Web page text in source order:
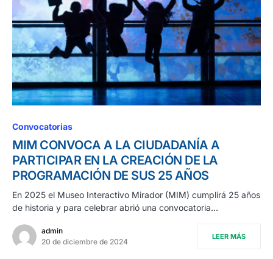
Convocatorias
MIM CONVOCA A LA CIUDADANÍA A
PARTICIPAR EN LA CREACIÓN DE LA
PROGRAMACIÓN DE SUS 25 AÑOS
En 2025 el Museo Interactivo Mirador (MIM) cumplirá 25 años
de historia y para celebrar abrió una convocatoria…
admin
20 de diciembre de 2024
LEER MÁS